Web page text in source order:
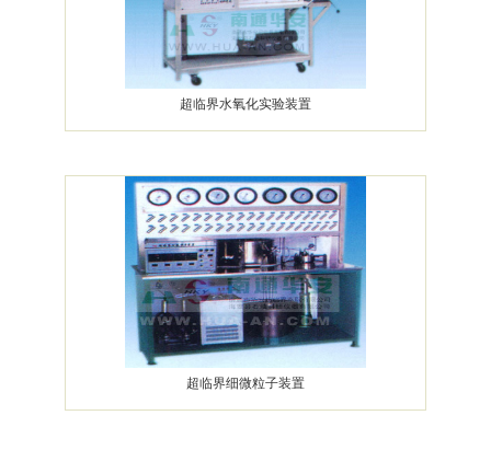
超临界水氧化实验装置
超临界细微粒子装置